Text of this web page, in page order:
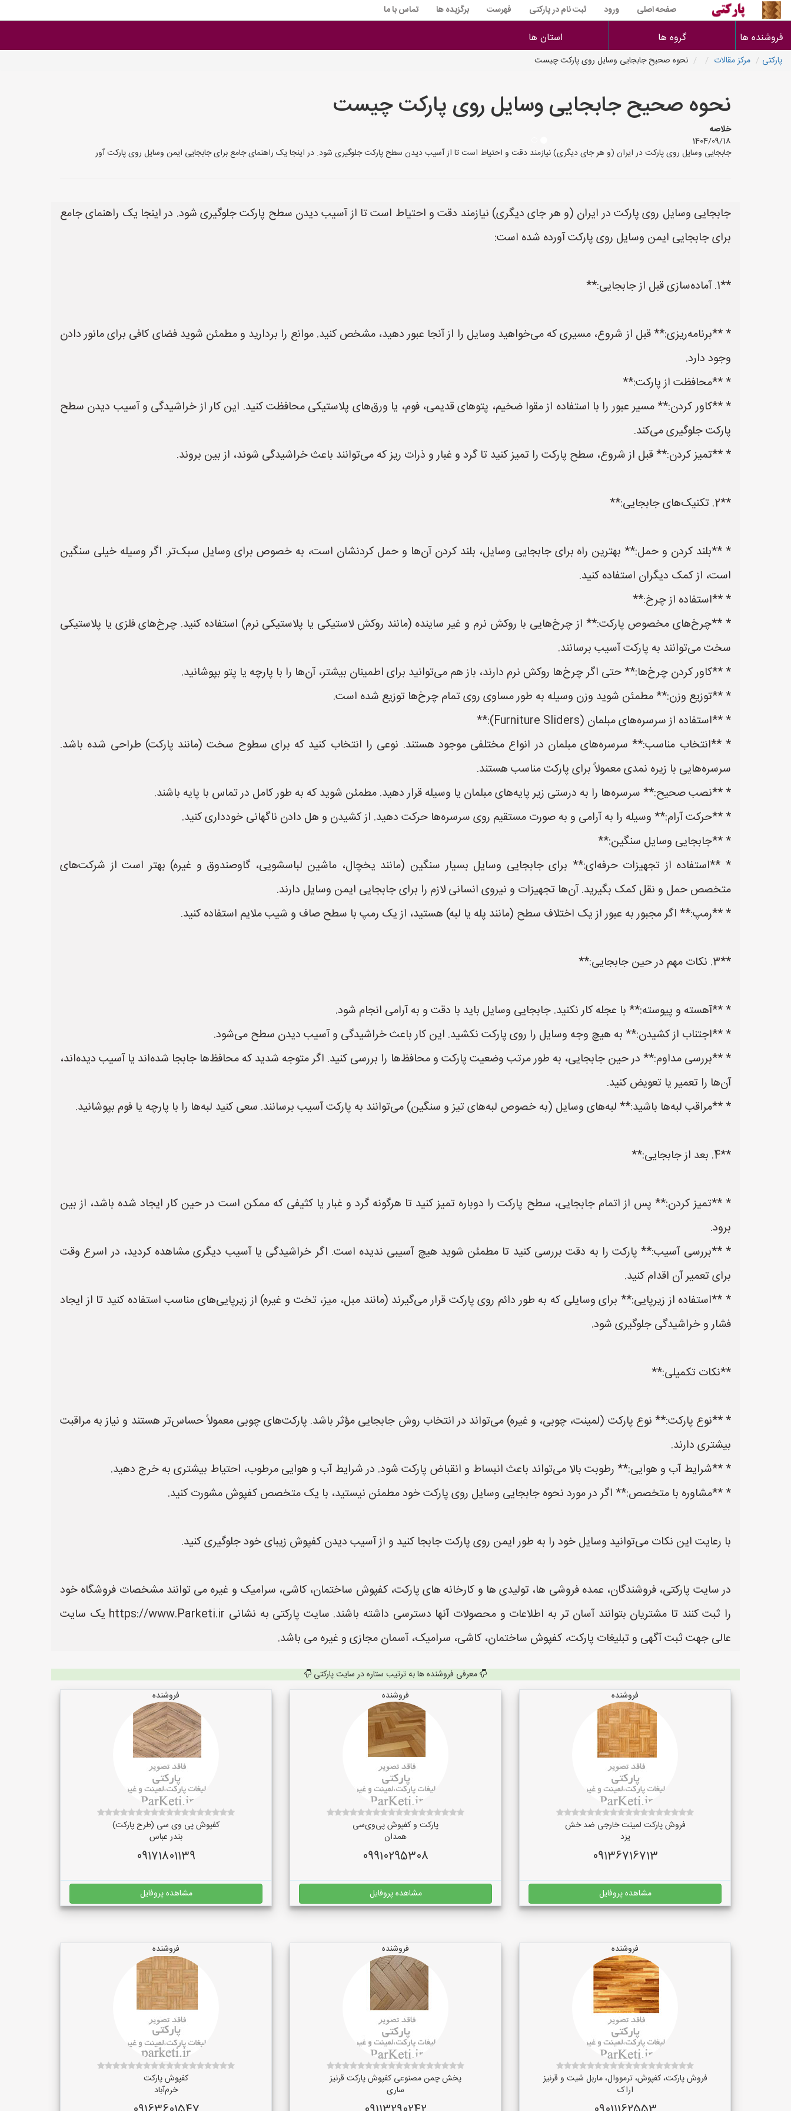
صفحه اصلی ورود ثبت نام در پارکتی فهرست برگزیده ها تماس با ما
فروشنده ها گروه ها استان ها
پارکتی مرکز مقالات نحوه صحیح جابجایی وسایل روی پارکت چیست
نحوه صحیح جابجایی وسایل روی پارکت چیست
خلاصه
1404/09/18
جابجایی وسایل روی پارکت در ایران (و هر جای دیگری) نیازمند دقت و احتیاط است تا از آسیب دیدن سطح پارکت جلوگیری شود. در اینجا یک راهنمای جامع برای جابجایی ایمن وسایل روی پارکت آور
جابجایی وسایل روی پارکت در ایران (و هر جای دیگری) نیازمند دقت و احتیاط است تا از آسیب دیدن سطح پارکت جلوگیری شود. در اینجا یک راهنمای جامع
برای جابجایی ایمن وسایل روی پارکت آورده شده است:
**1. آماده‌سازی قبل از جابجایی:**
* **برنامه‌ریزی:** قبل از شروع، مسیری که می‌خواهید وسایل را از آنجا عبور دهید، مشخص کنید. موانع را بردارید و مطمئن شوید فضای کافی برای مانور دادن
وجود دارد.
* **محافظت از پارکت:**
* **کاور کردن:** مسیر عبور را با استفاده از مقوا ضخیم، پتوهای قدیمی، فوم، یا ورق‌های پلاستیکی محافظت کنید. این کار از خراشیدگی و آسیب دیدن سطح
پارکت جلوگیری می‌کند.
* **تمیز کردن:** قبل از شروع، سطح پارکت را تمیز کنید تا گرد و غبار و ذرات ریز که می‌توانند باعث خراشیدگی شوند، از بین بروند.
**2. تکنیک‌های جابجایی:**
* **بلند کردن و حمل:** بهترین راه برای جابجایی وسایل، بلند کردن آن‌ها و حمل کردنشان است، به خصوص برای وسایل سبک‌تر. اگر وسیله خیلی سنگین
است، از کمک دیگران استفاده کنید.
* **استفاده از چرخ:**
* **چرخ‌های مخصوص پارکت:** از چرخ‌هایی با روکش نرم و غیر ساینده (مانند روکش لاستیکی یا پلاستیکی نرم) استفاده کنید. چرخ‌های فلزی یا پلاستیکی
سخت می‌توانند به پارکت آسیب برسانند.
* **کاور کردن چرخ‌ها:** حتی اگر چرخ‌ها روکش نرم دارند، باز هم می‌توانید برای اطمینان بیشتر، آن‌ها را با پارچه یا پتو بپوشانید.
* **توزیع وزن:** مطمئن شوید وزن وسیله به طور مساوی روی تمام چرخ‌ها توزیع شده است.
* **استفاده از سرسره‌های مبلمان (Furniture Sliders):**
* **انتخاب مناسب:** سرسره‌های مبلمان در انواع مختلفی موجود هستند. نوعی را انتخاب کنید که برای سطوح سخت (مانند پارکت) طراحی شده باشد.
سرسره‌هایی با زیره نمدی معمولاً برای پارکت مناسب هستند.
* **نصب صحیح:** سرسره‌ها را به درستی زیر پایه‌های مبلمان یا وسیله قرار دهید. مطمئن شوید که به طور کامل در تماس با پایه باشند.
* **حرکت آرام:** وسیله را به آرامی و به صورت مستقیم روی سرسره‌ها حرکت دهید. از کشیدن و هل دادن ناگهانی خودداری کنید.
* **جابجایی وسایل سنگین:**
* **استفاده از تجهیزات حرفه‌ای:** برای جابجایی وسایل بسیار سنگین (مانند یخچال، ماشین لباسشویی، گاوصندوق و غیره) بهتر است از شرکت‌های
متخصص حمل و نقل کمک بگیرید. آن‌ها تجهیزات و نیروی انسانی لازم را برای جابجایی ایمن وسایل دارند.
* **رمپ:** اگر مجبور به عبور از یک اختلاف سطح (مانند پله یا لبه) هستید، از یک رمپ با سطح صاف و شیب ملایم استفاده کنید.
**3. نکات مهم در حین جابجایی:**
* **آهسته و پیوسته:** با عجله کار نکنید. جابجایی وسایل باید با دقت و به آرامی انجام شود.
* **اجتناب از کشیدن:** به هیچ وجه وسایل را روی پارکت نکشید. این کار باعث خراشیدگی و آسیب دیدن سطح می‌شود.
* **بررسی مداوم:** در حین جابجایی، به طور مرتب وضعیت پارکت و محافظ‌ها را بررسی کنید. اگر متوجه شدید که محافظ‌ها جابجا شده‌اند یا آسیب دیده‌اند،
آن‌ها را تعمیر یا تعویض کنید.
* **مراقب لبه‌ها باشید:** لبه‌های وسایل (به خصوص لبه‌های تیز و سنگین) می‌توانند به پارکت آسیب برسانند. سعی کنید لبه‌ها را با پارچه یا فوم بپوشانید.
**4. بعد از جابجایی:**
* **تمیز کردن:** پس از اتمام جابجایی، سطح پارکت را دوباره تمیز کنید تا هرگونه گرد و غبار یا کثیفی که ممکن است در حین کار ایجاد شده باشد، از بین
برود.
* **بررسی آسیب:** پارکت را به دقت بررسی کنید تا مطمئن شوید هیچ آسیبی ندیده است. اگر خراشیدگی یا آسیب دیگری مشاهده کردید، در اسرع وقت
برای تعمیر آن اقدام کنید.
* **استفاده از زیرپایی:** برای وسایلی که به طور دائم روی پارکت قرار می‌گیرند (مانند مبل، میز، تخت و غیره) از زیرپایی‌های مناسب استفاده کنید تا از ایجاد
فشار و خراشیدگی جلوگیری شود.
**نکات تکمیلی:**
* **نوع پارکت:** نوع پارکت (لمینت، چوبی، و غیره) می‌تواند در انتخاب روش جابجایی مؤثر باشد. پارکت‌های چوبی معمولاً حساس‌تر هستند و نیاز به مراقبت
بیشتری دارند.
* **شرایط آب و هوایی:** رطوبت بالا می‌تواند باعث انبساط و انقباض پارکت شود. در شرایط آب و هوایی مرطوب، احتیاط بیشتری به خرج دهید.
* **مشاوره با متخصص:** اگر در مورد نحوه جابجایی وسایل روی پارکت خود مطمئن نیستید، با یک متخصص کفپوش مشورت کنید.
با رعایت این نکات می‌توانید وسایل خود را به طور ایمن روی پارکت جابجا کنید و از آسیب دیدن کفپوش زیبای خود جلوگیری کنید.
در سایت پارکتی، فروشندگان، عمده فروشی ها، تولیدی ها و کارخانه های پارکت، کفپوش ساختمان، کاشی، سرامیک و غیره می توانند مشخصات فروشگاه خود
را ثبت کنند تا مشتریان بتوانند آسان تر به اطلاعات و محصولات آنها دسترسی داشته باشند. سایت پارکتی به نشانی https://www.Parketi.ir یک سایت
عالی جهت ثبت آگهی و تبلیغات پارکت، کفپوش ساختمان، کاشی، سرامیک، آسمان مجازی و غیره می باشد.
معرفی فروشنده ها به ترتیب ستاره در سایت پارکتی
فروشنده
فروش پارکت لمینت خارجی ضد خش
یزد
09136716713
مشاهده پروفایل
فروشنده
پارکت و کفپوش پی‌وی‌سی
همدان
09910295308
مشاهده پروفایل
فروشنده
کفپوش پی وی سی (طرح پارکت)
بندر عباس
09171801139
مشاهده پروفایل
فروشنده
فروش پارکت، کفپوش، ترمووال، ماربل شیت و قرنیز
اراک
فروشنده
پخش چمن مصنوعی کفپوش پارکت قرنیز
ساری
فروشنده
کفپوش پارکت
خرم‌آباد